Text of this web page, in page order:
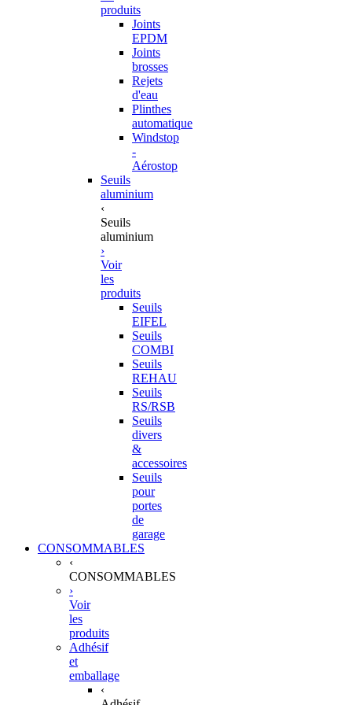
produits
Joints
EPDM
Joints
brosses
Rejets
d'eau
Plinthes
automatique
Windstop
-
Aérostop
Seuils
aluminium
‹
Seuils
aluminium
›
Voir
les
produits
Seuils
EIFEL
Seuils
COMBI
Seuils
REHAU
Seuils
RS/RSB
Seuils
divers
&
accessoires
Seuils
pour
portes
de
garage
CONSOMMABLES
‹
CONSOMMABLES
›
Voir
les
produits
Adhésif
et
emballage
‹